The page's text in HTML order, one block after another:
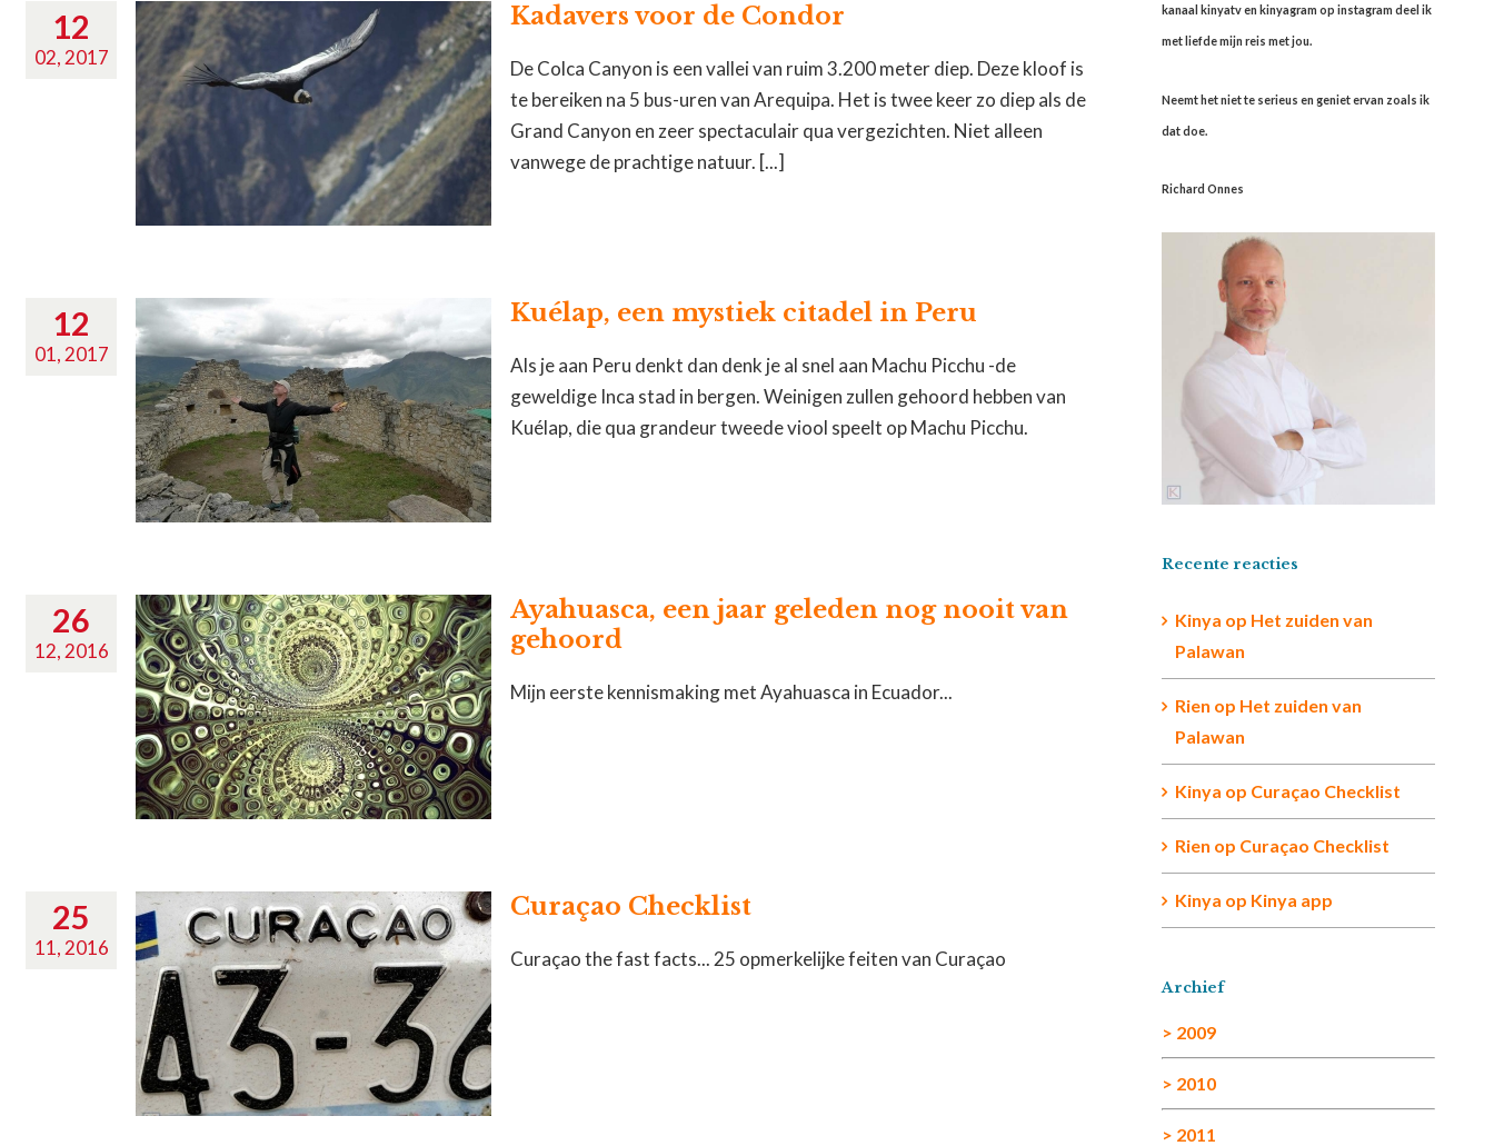
12
02, 2017
Kadavers voor de Condor
De Colca Canyon is een vallei van ruim 3.200 meter diep. Deze kloof is
te bereiken na 5 bus-uren van Arequipa. Het is twee keer zo diep als de
Grand Canyon en zeer spectaculair qua vergezichten. Niet alleen
vanwege de prachtige natuur. [...]
12
01, 2017
Kuélap, een mystiek citadel in Peru
Als je aan Peru denkt dan denk je al snel aan Machu Picchu -de
geweldige Inca stad in bergen. Weinigen zullen gehoord hebben van
Kuélap, die qua grandeur tweede viool speelt op Machu Picchu.
26
12, 2016
Ayahuasca, een jaar geleden nog nooit van
gehoord
Mijn eerste kennismaking met Ayahuasca in Ecuador...
25
11, 2016
Curaçao Checklist
Curaçao the fast facts... 25 opmerkelijke feiten van Curaçao
kanaal kinyatv en kinyagram op instagram deel ik
met liefde mijn reis met jou.
Neemt het niet te serieus en geniet ervan zoals ik
dat doe.
Richard Onnes
Recente reacties
Kinya op Het zuiden van
Palawan
Rien op Het zuiden van
Palawan
Kinya op Curaçao Checklist
Rien op Curaçao Checklist
Kinya op Kinya app
Archief
> 2009
> 2010
> 2011